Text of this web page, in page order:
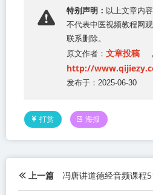
特别声明： 以上文章内
不代表中医视频教程网
联系删除。
原文作者： 文章投稿
http://
发布于：2025-06-30
打赏 海报
上一篇 冯唐讲道德经音频课程51集完